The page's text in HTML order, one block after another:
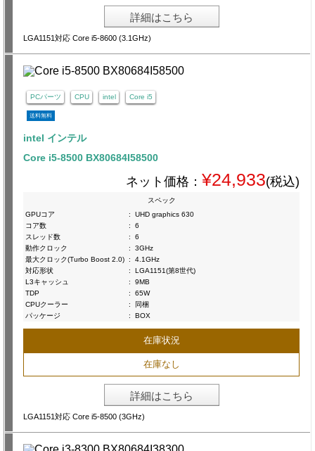
詳細はこちら
LGA1151対応 Core i5-8600 (3.1GHz)
PCパーツ CPU intel Core i5
送料無料
intel インテル
Core i5-8500 BX80684I58500
ネット価格： ¥24,933(税込)
スペック
GPUコア
:
UHD graphics 630
コア数
:
6
スレッド数
:
6
動作クロック
:
3GHz
最大クロック(Turbo Boost 2.0) :
4.1GHz
対応形状
:
LGA1151(第8世代)
L3キャッシュ
:
9MB
TDP
:
65W
CPUクーラー
:
同梱
パッケージ
: BOX
在庫状況
在庫なし
詳細はこちら
LGA1151対応 Core i5-8500 (3GHz)